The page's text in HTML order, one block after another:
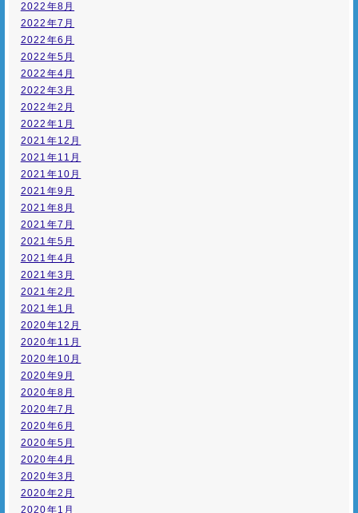
2022年8月
2022年7月
2022年6月
2022年5月
2022年4月
2022年3月
2022年2月
2022年1月
2021年12月
2021年11月
2021年10月
2021年9月
2021年8月
2021年7月
2021年5月
2021年4月
2021年3月
2021年2月
2021年1月
2020年12月
2020年11月
2020年10月
2020年9月
2020年8月
2020年7月
2020年6月
2020年5月
2020年4月
2020年3月
2020年2月
2020年1月